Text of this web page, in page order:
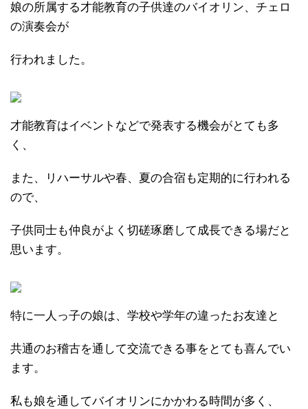
娘の所属する才能教育の子供達のバイオリン、チェロ
の演奏会が
行われました。
才能教育はイベントなどで発表する機会がとても多
く、
また、リハーサルや春、夏の合宿も定期的に行われる
ので、
子供同士も仲良がよく切磋琢磨して成長できる場だと
思います。
特に一人っ子の娘は、学校や学年の違ったお友達と
共通のお稽古を通して交流できる事をとても喜んでい
ます。
私も娘を通してバイオリンにかかわる時間が多く、